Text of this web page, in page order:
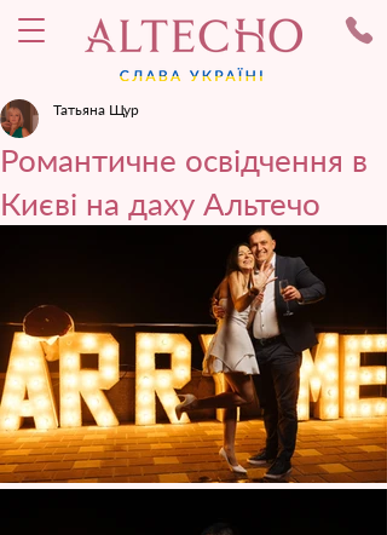
Романтичне освідчення в
Києві на даху Альтечо
Татьяна Щур